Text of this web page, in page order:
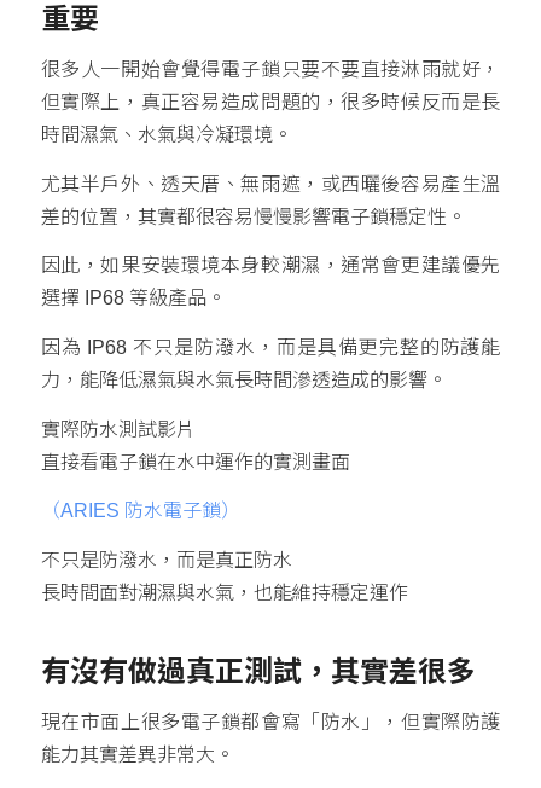
重要
很多人一開始會覺得電子鎖只要不要直接淋雨就好，
但實際上，真正容易造成問題的，很多時候反而是長
時間濕氣、水氣與冷凝環境。
尤其半戶外、透天厝、無雨遮，或西曬後容易產生溫
差的位置，其實都很容易慢慢影響電子鎖穩定性。
因此，如果安裝環境本身較潮濕，通常會更建議優先
選擇 IP68 等級產品。
因為 IP68 不只是防潑水，而是具備更完整的防護能
力，能降低濕氣與水氣長時間滲透造成的影響。
實際防水測試影片
直接看電子鎖在水中運作的實測畫面
（ARIES 防水電子鎖）
不只是防潑水，而是真正防水
長時間面對潮濕與水氣，也能維持穩定運作
有沒有做過真正測試，其實差很多
現在市面上很多電子鎖都會寫「防水」，但實際防護
能力其實差異非常大。